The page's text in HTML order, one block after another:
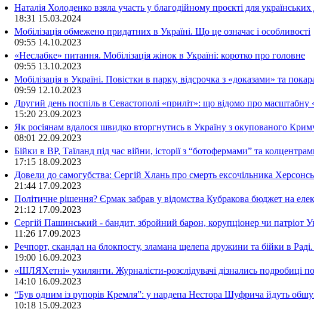
Наталія Холоденко взяла участь у благодійному проєкті для українських
18:31 15.03.2024
Мобілізація обмежено придатних в Україні. Що це означає і особливості
09:55 14.10.2023
«Неслабке» питання. Мобілізація жінок в Україні: коротко про головне
09:55 13.10.2023
Мобілізація в Україні. Повістки в парку, відсрочка з «доказами» та
09:59 12.10.2023
Другий день поспіль в Севастополі «приліт»: що відомо про
15:20 23.09.2023
Як росіянам вдалося швидко вторгнутись в Україну з окупованого
08:01 22.09.2023
Бійки в ВР, Таїланд під час війни, історії з “ботофермами” та
17:15 18.09.2023
Довели до самогубства: Сергій Хлань про смерть ексочільника
21:44 17.09.2023
Політичне рішення? Єрмак забрав у відомства Кубракова бюджет на
21:12 17.09.2023
Сергій Пашинський - бандит, збройний барон, корупціонер чи патріот
11:26 17.09.2023
Речпорт, скандал на блокпосту, зламана щелепа дружини та бійки в
19:00 16.09.2023
«ШЛЯХетні» ухилянти. Журналісти-розслідувачі дізнались подробиці
14:10 16.09.2023
“Був одним із рупорів Кремля”: у нардепа Нестора Шуфрича йдуть
10:18 15.09.2023